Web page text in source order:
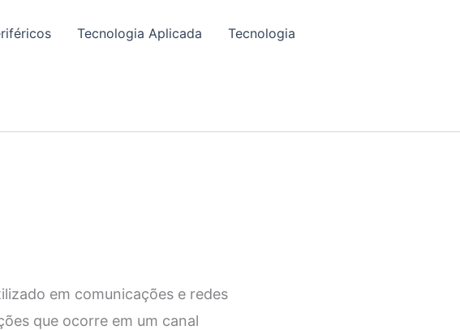
Tecnologia Aplicada Tecnologia
em comunicações e redes
que ocorre em um canal